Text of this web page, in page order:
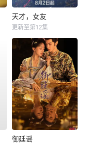
天才，女友
更新至第12集
御廷谣